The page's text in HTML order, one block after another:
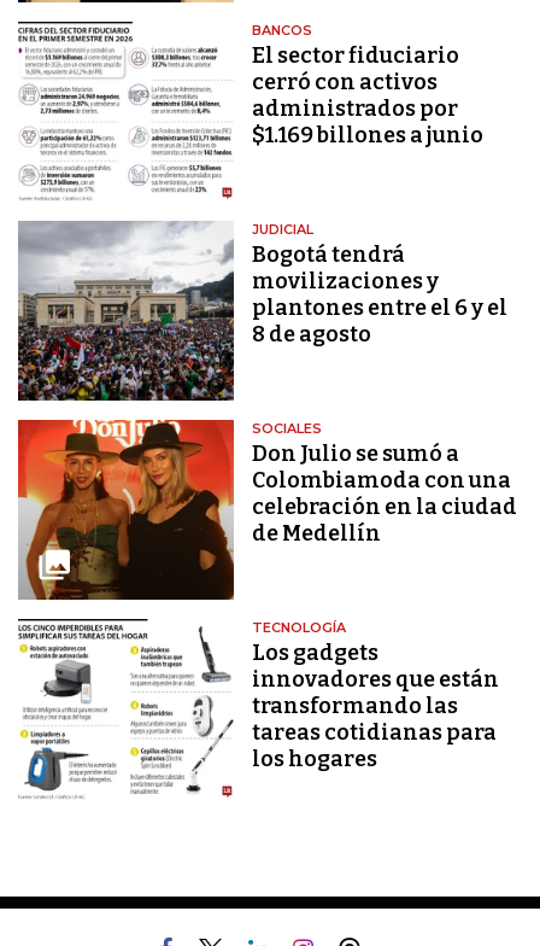
BANCOS
El sector fiduciario
cerró con activos
administrados por
$1.169 billones a junio
JUDICIAL
Bogotá tendrá
movilizaciones y
plantones entre el 6 y el
8 de agosto
SOCIALES
Don Julio se sumó a
Colombiamoda con una
celebración en la ciudad
de Medellín
TECNOLOGÍA
Los gadgets
innovadores que están
transformando las
tareas cotidianas para
los hogares